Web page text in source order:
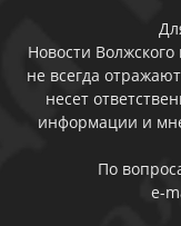
Новости
не всегда
несет
информации и
По
e-